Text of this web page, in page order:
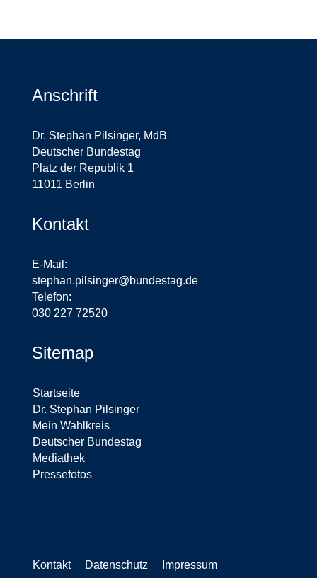
Anschrift
Dr. Stephan Pilsinger, MdB
Deutscher Bundestag
Platz der Republik 1
11011 Berlin
Kontakt
E-Mail:
stephan.pilsinger@bundestag.de
Telefon:
030 227 72520
Sitemap
Startseite
Dr. Stephan Pilsinger
Mein Wahlkreis
Deutscher Bundestag
Mediathek
Pressefotos
Kontakt Datenschutz Impressum